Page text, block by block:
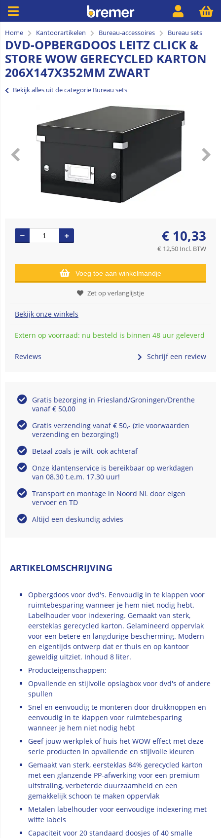
Home Kantoorartikelen Bureau-accessoires Bureau sets
DVD-OPBERGDOOS LEITZ CLICK &
STORE WOW GERECYCLED KARTON
206X147X352MM ZWART
Bekijk alles uit de categorie Bureau sets
€ 10,33
€ 12,50 Incl. BTW
Voeg toe aan winkelmandje
Zet op verlanglijstje
Bekijk onze winkels
Extern op voorraad: nu besteld is binnen 48 uur geleverd
Reviews Schrijf een review
Gratis bezorging in Friesland/Groningen/Drenthe
vanaf € 50,00
Gratis verzending vanaf € 50,- (zie voorwaarden
verzending en bezorging!)
Betaal zoals je wilt, ook achteraf
Onze klantenservice is bereikbaar op werkdagen
van 08.30 t.e.m. 17.30 uur!
Transport en montage in Noord NL door eigen
vervoer en TD
Altijd een deskundig advies
ARTIKELOMSCHRIJVING
Opbergdoos voor dvd's. Eenvoudig in te klappen voor
ruimtebesparing wanneer je hem niet nodig hebt.
Labelhouder voor indexering. Gemaakt van sterk,
eersteklas gerecycled karton. Gelamineerd oppervlak
voor een betere en langdurige bescherming. Modern
en eigentijds ontwerp dat er thuis en op kantoor
geweldig uitziet. Inhoud 8 liter.
Producteigenschappen:
Opvallende en stijlvolle opslagbox voor dvd's of andere
spullen
Snel en eenvoudig te monteren door drukknoppen en
eenvoudig in te klappen voor ruimtebesparing
wanneer je hem niet nodig hebt
Geef jouw werkplek of huis het WOW effect met deze
serie producten in opvallende en stijlvolle kleuren
Gemaakt van sterk, eersteklas 84% gerecycled karton
met een glanzende PP-afwerking voor een premium
uitstraling, verbeterde duurzaamheid en een
gemakkelijk schoon te maken oppervlak
Metalen labelhouder voor eenvoudige indexering met
witte labels
Capaciteit voor 20 standaard doosjes of 40 smalle